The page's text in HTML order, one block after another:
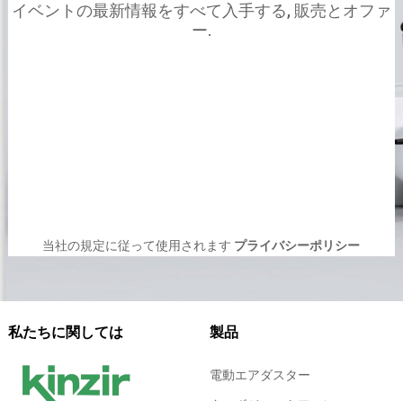
イベントの最新情報をすべて入手する, 販売とオファ
ー.
当社の規定に従って使用されます プライバシーポリシー
私たちに関しては 製品
電動エアダスター